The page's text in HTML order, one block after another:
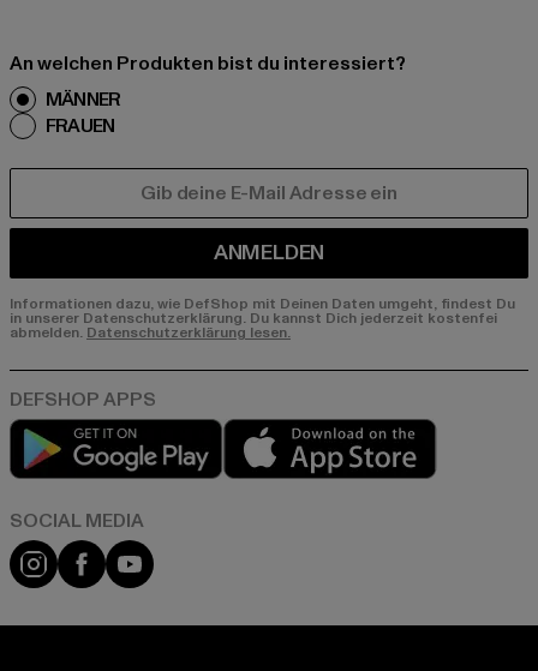
An welchen Produkten bist du interessiert?
MÄNNER
FRAUEN
ANMELDEN
Informationen dazu, wie DefShop mit Deinen Daten umgeht, findest Du
in unserer Datenschutzerklärung. Du kannst Dich jederzeit kostenfei
abmelden. Datenschutzerklärung lesen.
Play market
Instagram
FacebookYouTube